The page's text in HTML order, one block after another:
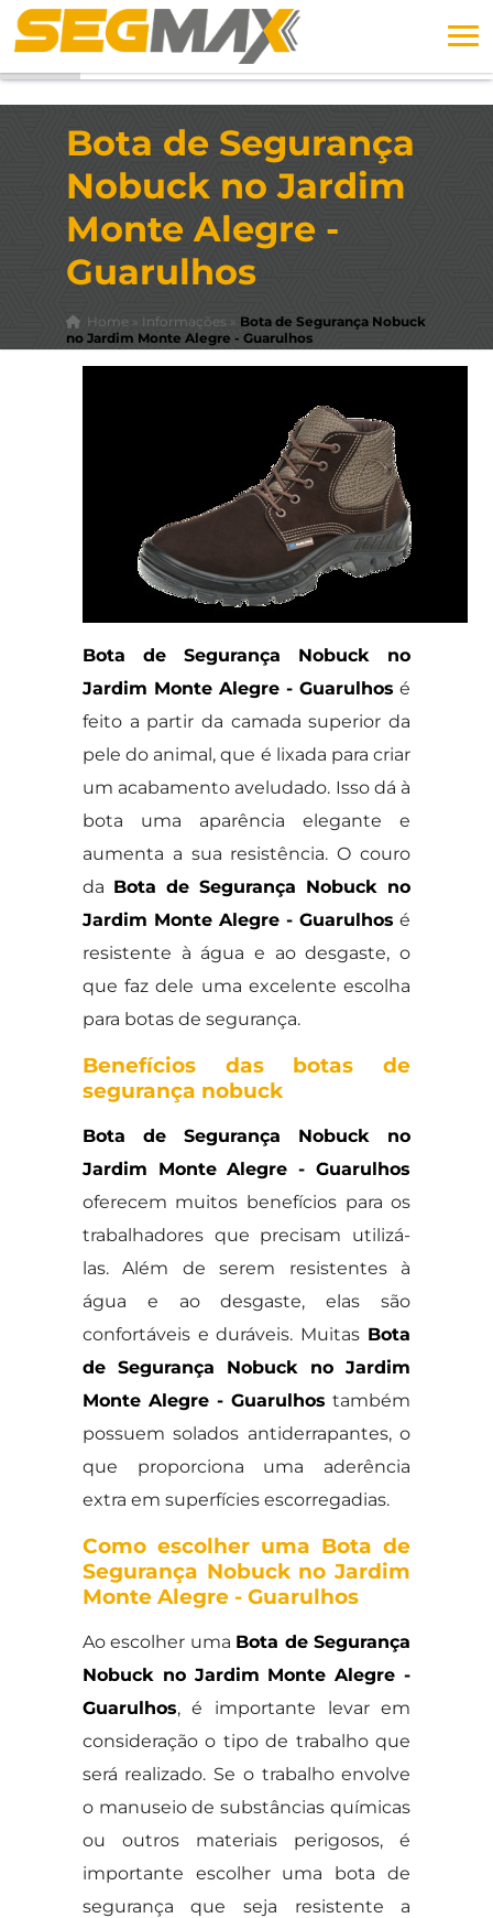
Bota de Segurança
Nobuck no Jardim
Monte Alegre -
Guarulhos
Home» Informações » Bota de Segurança Nobuck
no Jardim Monte Alegre - Guarulhos
Bota de Segurança Nobuck no
Jardim Monte Alegre - Guarulhos é
feito a partir da camada superior da
pele do animal, que é lixada para criar
um acabamento aveludado. Isso dá à
bota uma aparência elegante e
aumenta a sua resistência. O couro
da Bota de Segurança Nobuck no
Jardim Monte Alegre - Guarulhos é
resistente à água e ao desgaste, o
que faz dele uma excelente escolha
para botas de segurança.
Benefícios das botas de
segurança nobuck
Bota de Segurança Nobuck no
Jardim Monte Alegre - Guarulhos
oferecem muitos benefícios para os
trabalhadores que precisam utilizá-
las. Além de serem resistentes à
água e ao desgaste, elas são
confortáveis e duráveis. Muitas Bota
de Segurança Nobuck no Jardim
Monte Alegre - Guarulhos também
possuem solados antiderrapantes, o
que proporciona uma aderência
extra em superfícies escorregadias.
Como escolher uma Bota de
Segurança Nobuck no Jardim
Monte Alegre - Guarulhos
Ao escolher uma Bota de Segurança
Nobuck no Jardim Monte Alegre -
Guarulhos, é importante levar em
consideração o tipo de trabalho que
será realizado. Se o trabalho envolve
o manuseio de substâncias químicas
ou outros materiais perigosos, é
importante escolher uma bota de
segurança que seja resistente a